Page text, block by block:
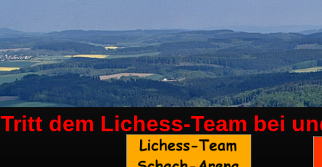
Tritt dem Lichess-Team bei